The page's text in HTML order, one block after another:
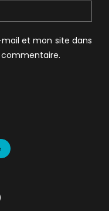
et mon site dans